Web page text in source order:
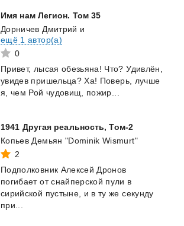
Имя нам Легион. Том 35
Дорничев Дмитрий и
ещё 1 автор(а)
0
Привет, лысая обезьяна! Что? Удивлён,
увидев пришельца? Ха! Поверь, лучше
я, чем Рой чудовищ, пожир...
1941 Другая реальность, Том-2
Копьев Демьян "Dominik Wismurt"
2
Подполковник Алексей Дронов
погибает от снайперской пули в
сирийской пустыне, и в ту же секунду
при...